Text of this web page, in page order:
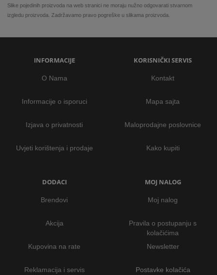
Slike pojedinih proizvoda na web stranici ne moraju nužno odgovarati stvarnom
izgledu proizvoda. Zadržavamo pravo pogreške u slikama proizvoda.
INFORMACIJE
O Nama
Informacije o isporuci
Izjava o privatnosti
Uvjeti korištenja i prodaje
KORISNIČKI SERVIS
Kontakt
Mapa sajta
Maloprodajne poslovnice
Kako kupiti
DODACI
Brendovi
Akcija
Kupovina na rate
Reklamacija i servis
MOJ NALOG
Moj nalog
Pravila o postupanju s
kolačićima
Newsletter
Postavke kolačića